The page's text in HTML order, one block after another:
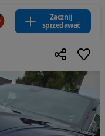
Zacznij
sprzedawać